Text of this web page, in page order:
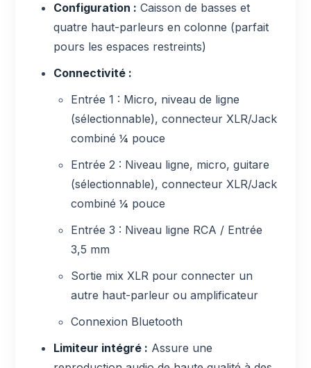
Configuration : Caisson de basses et
quatre haut-parleurs en colonne (parfait
pours les espaces restreints)
Connectivité :
Entrée 1 : Micro, niveau de ligne
(sélectionnable), connecteur XLR/Jack
combiné ¼ pouce
Entrée 2 : Niveau ligne, micro, guitare
(sélectionnable), connecteur XLR/Jack
combiné ¼ pouce
Entrée 3 : Niveau ligne RCA / Entrée
3,5 mm
Sortie mix XLR pour connecter un
autre haut-parleur ou amplificateur
Connexion Bluetooth
Limiteur intégré : Assure une